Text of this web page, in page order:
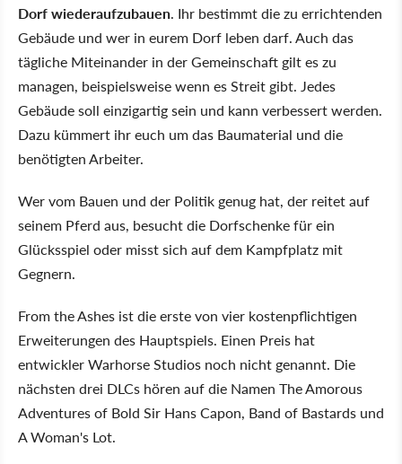
Dorf wiederaufzubauen. Ihr bestimmt die zu errichtenden
Gebäude und wer in eurem Dorf leben darf. Auch das
tägliche Miteinander in der Gemeinschaft gilt es zu
managen, beispielsweise wenn es Streit gibt. Jedes
Gebäude soll einzigartig sein und kann verbessert werden.
Dazu kümmert ihr euch um das Baumaterial und die
benötigten Arbeiter.
Wer vom Bauen und der Politik genug hat, der reitet auf
seinem Pferd aus, besucht die Dorfschenke für ein
Glücksspiel oder misst sich auf dem Kampfplatz mit
Gegnern.
From the Ashes ist die erste von vier kostenpflichtigen
Erweiterungen des Hauptspiels. Einen Preis hat
entwickler Warhorse Studios noch nicht genannt. Die
nächsten drei DLCs hören auf die Namen The Amorous
Adventures of Bold Sir Hans Capon, Band of Bastards und
A Woman's Lot.